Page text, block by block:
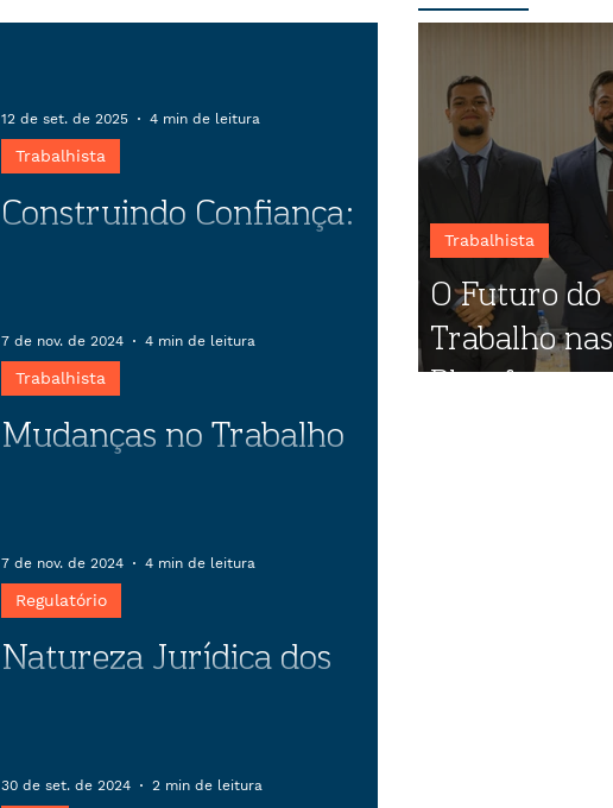
Construindo Confiança:
em negociações coletivas pode
transformar conflitos em
oportunidades, garantindo estabilidade
empresarial e benefícios para
trabalhadores.
Trabalhista
12 de set. de 2025 4 min de leitura
Mudanças no Trabalho
pela CEPORTOS
Portuário previstas no anteprojeto
aprovado pela CEPORTOS
Trabalhista
7 de nov. de 2024 4 min de leitura
Natureza Jurídica dos
serviços portuários e sua correlação
Regulatório
7 de nov. de 2024 4 min de leitura
30 de set. de 2024 2 min de leitura
O Futuro do
Trabalho nas
Plataformas
Trabalhista